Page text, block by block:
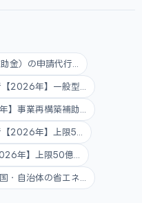
金）の申請代行...
2026年】一般型...
事業再構築補助...
2026年】上限5...
年】上限50億...
自治体の省エネ...